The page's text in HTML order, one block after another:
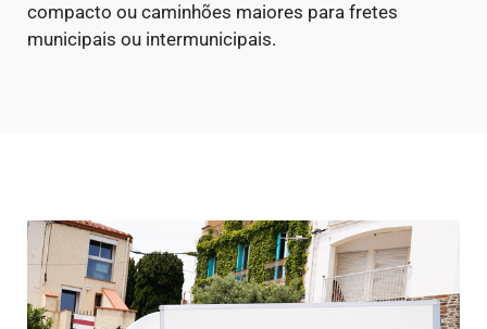
compacto ou caminhões maiores para fretes
municipais ou intermunicipais.